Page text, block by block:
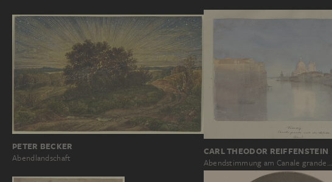
PETER BECKER
Abendlandschaft
CARL THEODOR REIFFENSTEIN
Abendstimmung am Canale grande…